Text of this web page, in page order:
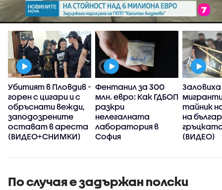
Убитият в Пловдив -
горен с цигари и с
обръснати вежди,
заподозрените
остават в ареста
(ВИДЕО+СНИМКИ)
Фентанил за 300
млн. евро: Как ГДБОП
разкри
нелегалната
лаборатория в
София
Заловиха
тайник
на
(ВИДЕО)
По случая е задържан полски